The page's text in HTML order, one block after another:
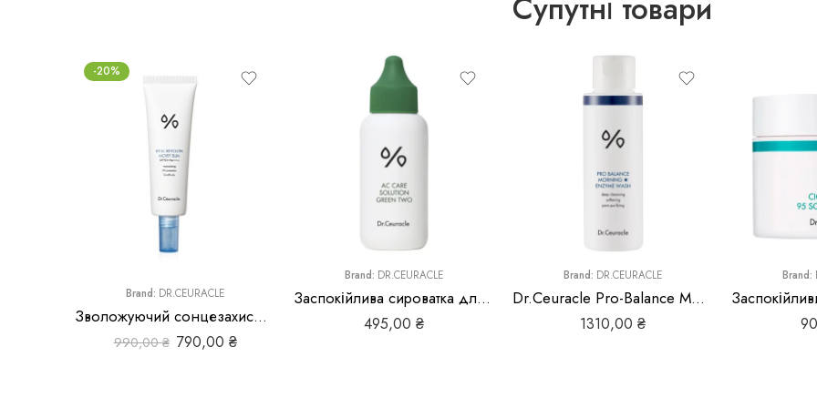
-20%
Brand: DR.CEURACLE
Зволожуючий сонцезахисний крем Dr.Ceuracle Hyal Reyouth Moist Sun SPF 50+ / PA++++
990,00₴ 790,00 ₴
Brand: DR.CEURACLE
Заспокійлива сироватка для проблемної шкіри Dr. Ceuracle AC Cure Green Two
495,00 ₴
Brand: DR.CEURACLE
Dr.Ceuracle Pro-Balance Morning Enzyme Wash
1310,00 ₴
Brand: